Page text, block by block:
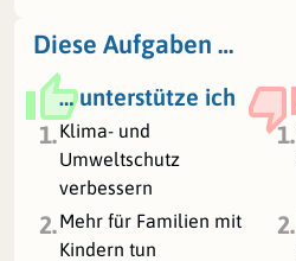
Diese Aufgaben …
… unterstütze ich
1.Klima- und
Umweltschutz
verbessern
1.
2.Mehr für Familien mit
Kindern tun
2.